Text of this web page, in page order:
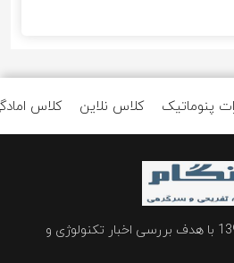
کلاس کلاس نلاین پنوماتیک
وبسایت نتگام در سال 1398 با هدف بررسی اخبار تکنولوژی و